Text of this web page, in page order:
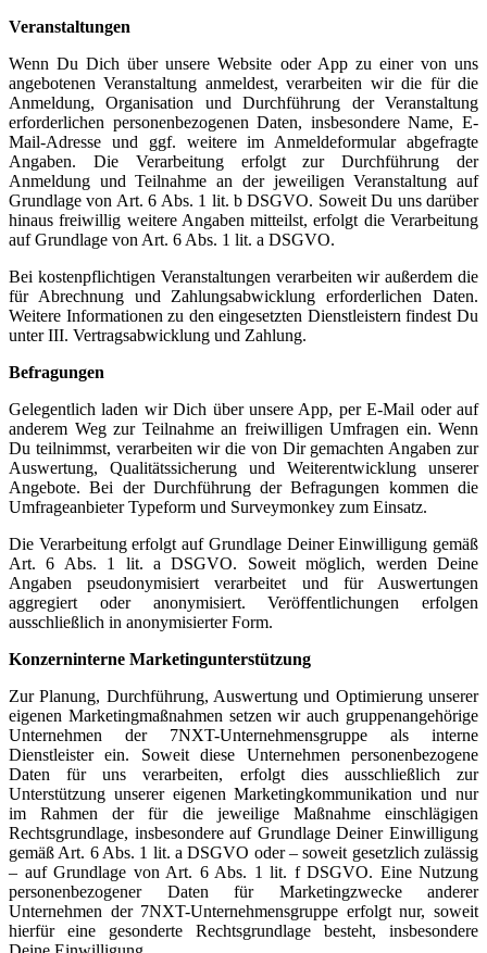
Veranstaltungen
Wenn Du Dich über unsere Website oder App zu einer von uns
angebotenen Veranstaltung anmeldest, verarbeiten wir die für die
Anmeldung, Organisation und Durchführung der Veranstaltung
erforderlichen personenbezogenen Daten, insbesondere Name, E-
Mail-Adresse und ggf. weitere im Anmeldeformular abgefragte
Angaben. Die Verarbeitung erfolgt zur Durchführung der
Anmeldung und Teilnahme an der jeweiligen Veranstaltung auf
Grundlage von Art. 6 Abs. 1 lit. b DSGVO. Soweit Du uns darüber
hinaus freiwillig weitere Angaben mitteilst, erfolgt die Verarbeitung
auf Grundlage von Art. 6 Abs. 1 lit. a DSGVO.
Bei kostenpflichtigen Veranstaltungen verarbeiten wir außerdem die
für Abrechnung und Zahlungsabwicklung erforderlichen Daten.
Weitere Informationen zu den eingesetzten Dienstleistern findest Du
unter III. Vertragsabwicklung und Zahlung.
Befragungen
Gelegentlich laden wir Dich über unsere App, per E-Mail oder auf
anderem Weg zur Teilnahme an freiwilligen Umfragen ein. Wenn
Du teilnimmst, verarbeiten wir die von Dir gemachten Angaben zur
Auswertung, Qualitätssicherung und Weiterentwicklung unserer
Angebote. Bei der Durchführung der Befragungen kommen die
Umfrageanbieter Typeform und Surveymonkey zum Einsatz.
Die Verarbeitung erfolgt auf Grundlage Deiner Einwilligung gemäß
Art. 6 Abs. 1 lit. a DSGVO. Soweit möglich, werden Deine
Angaben pseudonymisiert verarbeitet und für Auswertungen
aggregiert oder anonymisiert. Veröffentlichungen erfolgen
ausschließlich in anonymisierter Form.
Konzerninterne Marketingunterstützung
Zur Planung, Durchführung, Auswertung und Optimierung unserer
eigenen Marketingmaßnahmen setzen wir auch gruppenangehörige
Unternehmen der 7NXT-Unternehmensgruppe als interne
Dienstleister ein. Soweit diese Unternehmen personenbezogene
Daten für uns verarbeiten, erfolgt dies ausschließlich zur
Unterstützung unserer eigenen Marketingkommunikation und nur
im Rahmen der für die jeweilige Maßnahme einschlägigen
Rechtsgrundlage, insbesondere auf Grundlage Deiner Einwilligung
gemäß Art. 6 Abs. 1 lit. a DSGVO oder – soweit gesetzlich zulässig
– auf Grundlage von Art. 6 Abs. 1 lit. f DSGVO. Eine Nutzung
personenbezogener Daten für Marketingzwecke anderer
Unternehmen der 7NXT-Unternehmensgruppe erfolgt nur, soweit
hierfür eine gesonderte Rechtsgrundlage besteht, insbesondere